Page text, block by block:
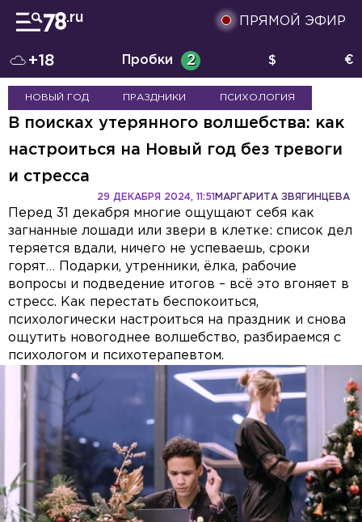
ПРЯМОЙ ЭФИР
+18 Пробки 2 $ €
НОВЫЙ ГОД ПРАЗДНИКИ ПСИХОЛОГИЯ
В поисках утерянного волшебства: как
настроиться на Новый год без тревоги
и стресса
МАРГАРИТА ЗВЯГИНЦЕВА
29 ДЕКАБРЯ 2024, 11:51
Перед 31 декабря многие ощущают себя как
загнанные лошади или звери в клетке: список дел
теряется вдали, ничего не успеваешь, сроки
горят… Подарки, утренники, ёлка, рабочие
вопросы и подведение итогов – всё это вгоняет в
стресс. Как перестать беспокоиться,
психологически настроиться на праздник и снова
ощутить новогоднее волшебство, разбираемся с
психологом и психотерапевтом.